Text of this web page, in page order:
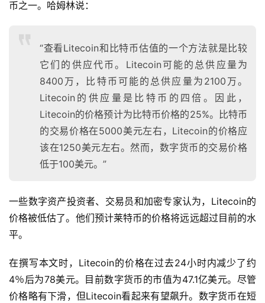
币之一。哈姆林说：
“查看Litecoin和比特币估值的一个方法就是比较
它们的供应代币。Litecoin可能的总供应量为
8400万，比特币可能的总供应量为2100万。
Litecoin的供应量是比特币的四倍。因此，
Litecoin的价格预计为比特币价格的25%。比特币
的交易价格在5000美元左右，Litecoin的价格应
该在1250美元左右。然而，数字货币的交易价格
低于100美元。”
一些数字资产投资者、交易员和加密专家认为，Litecoin的
价格被低估了。他们预计莱特币的价格将远远超过目前的水
平。
在撰写本文时，Litecoin的价格在过去24小时内减少了约
4％后为78美元。目前数字货币的市值为47.1亿美元。尽管
价格略有下滑，但Litecoin看起来有望飙升。数字货币在短